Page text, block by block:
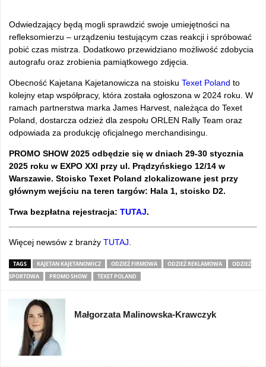
Odwiedzający będą mogli sprawdzić swoje umiejętności na
refleksomierzu – urządzeniu testującym czas reakcji i spróbować
pobić czas mistrza. Dodatkowo przewidziano możliwość zdobycia
autografu oraz zrobienia pamiątkowego zdjęcia.
Obecność Kajetana Kajetanowicza na stoisku Texet Poland to
kolejny etap współpracy, która została ogłoszona w 2024 roku. W
ramach partnerstwa marka James Harvest, należąca do Texet
Poland, dostarcza odzież dla zespołu ORLEN Rally Team oraz
odpowiada za produkcję oficjalnego merchandisingu.
PROMO SHOW 2025 odbędzie się w dniach 29-30 stycznia
2025 roku w EXPO XXI przy ul. Prądzyńskiego 12/14 w
Warszawie. Stoisko Texet Poland zlokalizowane jest przy
głównym wejściu na teren targów: Hala 1, stoisko D2.
Trwa bezpłatna rejestracja: TUTAJ.
Więcej newsów z branży TUTAJ
TAGS KAJETAN KAJETANOWICZ ODZIEŻ FIRMOWA ODZIEŻ REKLAMOWA
ODZIEŻ
SPORTOWA
PROMO SHOW TEXET POLAND
Małgorzata Malinowska-Krawczyk